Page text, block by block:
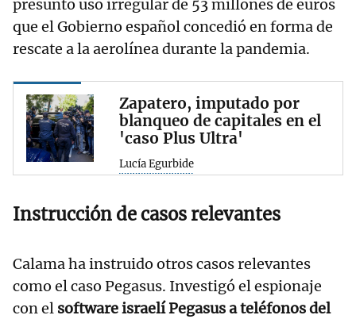
presunto uso irregular de 53 millones de euros
que el Gobierno español concedió en forma de
rescate a la aerolínea durante la pandemia.
Zapatero, imputado por
blanqueo de capitales en el
'caso Plus Ultra'
Lucía Egurbide
Instrucción de casos relevantes
Calama ha instruido otros casos relevantes
como el caso Pegasus. Investigó el espionaje
con el software israelí Pegasus a teléfonos del